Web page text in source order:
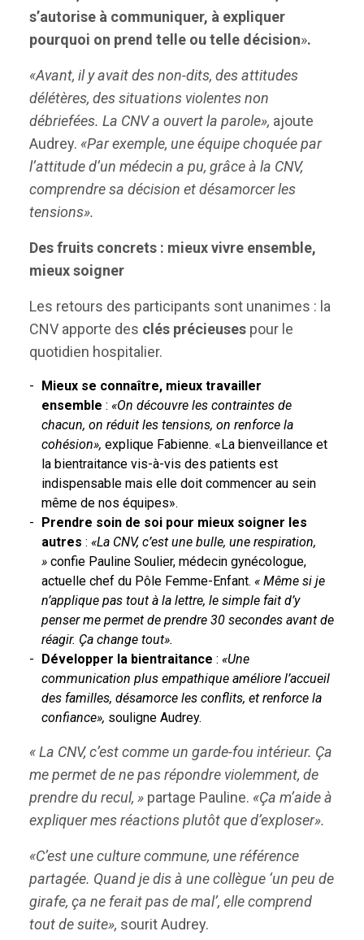
s’autorise à communiquer, à expliquer
pourquoi on prend telle ou telle décision».
«Avant, il y avait des non-dits, des attitudes
délétères, des situations violentes non
débriefées. La CNV a ouvert la parole», ajoute
Audrey. «Par exemple, une équipe choquée par
l’attitude d’un médecin a pu, grâce à la CNV,
comprendre sa décision et désamorcer les
tensions».
Des fruits concrets : mieux vivre ensemble,
mieux soigner
Les retours des participants sont unanimes : la
CNV apporte des clés précieuses pour le
quotidien hospitalier.
Mieux se connaître, mieux travailler
ensemble : «On découvre les contraintes de
chacun, on réduit les tensions, on renforce la
cohésion», explique Fabienne. «La bienveillance et
la bientraitance vis-à-vis des patients est
indispensable mais elle doit commencer au sein
même de nos équipes».
Prendre soin de soi pour mieux soigner les
autres : «La CNV, c’est une bulle, une respiration,
» confie Pauline Soulier, médecin gynécologue,
actuelle chef du Pôle Femme-Enfant. « Même si je
n’applique pas tout à la lettre, le simple fait d’y
penser me permet de prendre 30 secondes avant de
réagir. Ça change tout».
Développer la bientraitance : «Une
communication plus empathique améliore l’accueil
des familles, désamorce les conflits, et renforce la
confiance», souligne Audrey.
« La CNV, c’est comme un garde-fou intérieur. Ça
me permet de ne pas répondre violemment, de
prendre du recul, » partage Pauline. «Ça m’aide à
expliquer mes réactions plutôt que d’exploser».
«C’est une culture commune, une référence
partagée. Quand je dis à une collègue ‘un peu de
girafe, ça ne ferait pas de mal’, elle comprend
tout de suite», sourit Audrey.